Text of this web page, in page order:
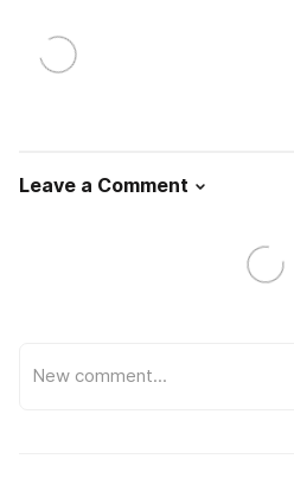
Leave a Comment